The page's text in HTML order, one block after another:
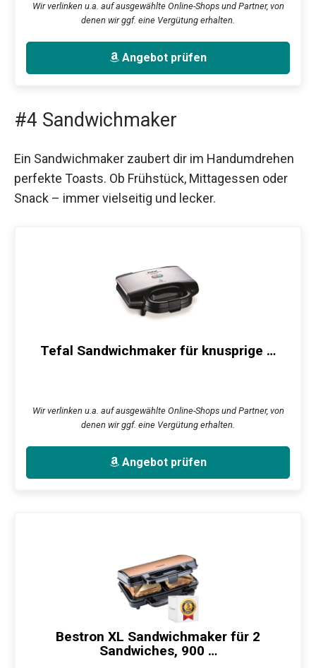
Wir verlinken u.a. auf ausgewählte Online-Shops und Partner, von
denen wir ggf. eine Vergütung erhalten.
Angebot prüfen
#4 Sandwichmaker
Ein Sandwichmaker zaubert dir im Handumdrehen
perfekte Toasts. Ob Frühstück, Mittagessen oder
Snack – immer vielseitig und lecker.
Tefal Sandwichmaker für knusprige …
Wir verlinken u.a. auf ausgewählte Online-Shops und Partner, von
denen wir ggf. eine Vergütung erhalten.
Angebot prüfen
Bestron XL Sandwichmaker für 2
Sandwiches, 900 …